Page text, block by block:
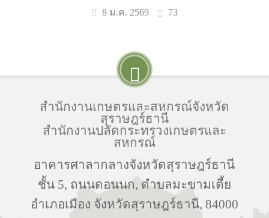
8 ม.ค. 2569 73
สำนักงานเกษตรและสหกรณ์จังหวัด
สุราษฎร์ธานี
สำนักงานปลัดกระทรวงเกษตรและ
สหกรณ์
อาคารศาลากลางจังหวัดสุราษฎร์ธานี
ชั้น 5, ถนนดอนนก, ตำบลมะขามเตี้ย
อำเภอเมือง จังหวัดสุราษฎร์ธานี, 84000